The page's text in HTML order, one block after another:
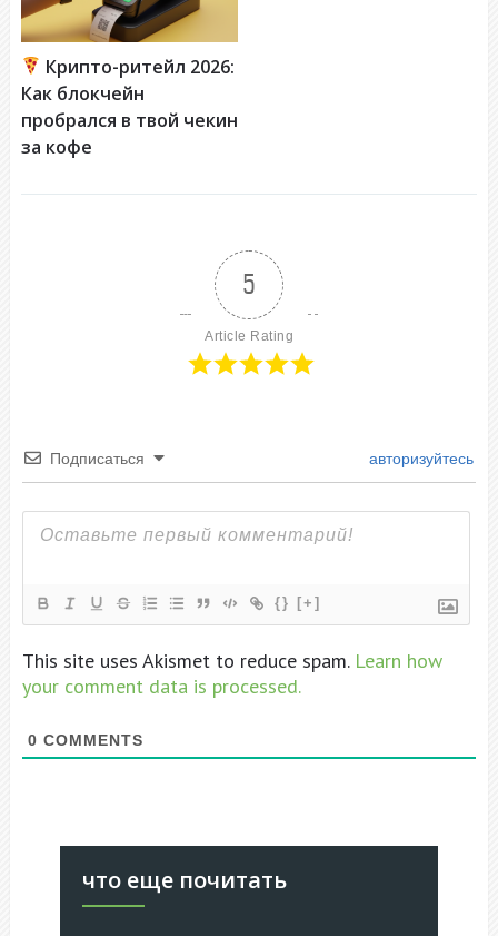
Крипто-ритейл 2026:
Как блокчейн
пробрался в твой чекин
за кофе
5
Article Rating
Подписаться авторизуйтесь
{} [+]
This site uses Akismet to reduce spam. Learn how
your comment data is processed.
0 COMMENTS
что еще почитать